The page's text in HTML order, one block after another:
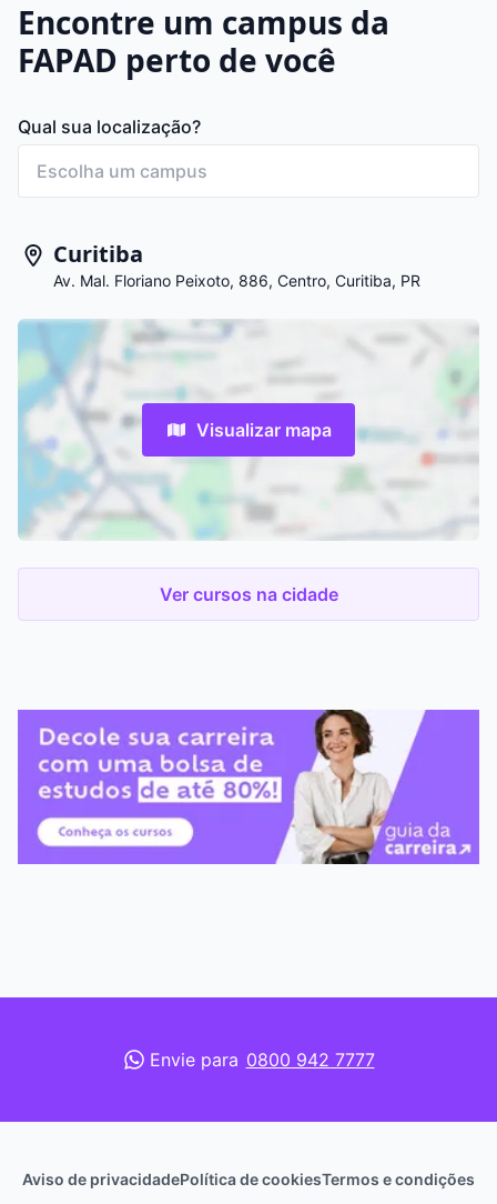
Encontre um campus da
FAPAD perto de você
Qual sua localização?
Curitiba
Av. Mal. Floriano Peixoto, 886, Centro, Curitiba, PR
Visualizar mapa
Ver cursos na cidade
Envie para 0800 942 7777
Aviso de privacidadePolítica de cookiesTermos e condições